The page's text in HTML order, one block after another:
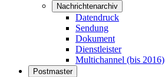
Nachrichtenarchiv
Datendruck
Sendung
Dokument
Dienstleister
Multichannel (bis 2016)
Postmaster